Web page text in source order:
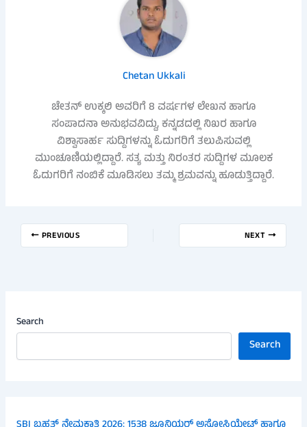
Chetan Ukkali
ಚೇತನ್ ಉಕ್ಕಲಿ ಅವರಿಗೆ 8 ವರ್ಷಗಳ ಲೇಖನ ಹಾಗೂ
ಸಂಪಾದನಾ ಅನುಭವವಿದ್ದು, ಕನ್ನಡದಲ್ಲಿ ನಿಖರ ಹಾಗೂ
ವಿಶ್ವಾಸಾರ್ಹ ಸುದ್ದಿಗಳನ್ನು ಓದುಗರಿಗೆ ತಲುಪಿಸುವಲ್ಲಿ
ಮುಂಚೂಣಿಯಲ್ಲಿದ್ದಾರೆ. ಸತ್ಯ ಮತ್ತು ನಿರಂತರ ಸುದ್ದಿಗಳ ಮೂಲಕ
ಓದುಗರಿಗೆ ನಂಬಿಕೆ ಮೂಡಿಸಲು ತಮ್ಮ ಶ್ರಮವನ್ನು ಹೂಡುತ್ತಿದ್ದಾರೆ.
PREVIOUS NEXT
Search
Search